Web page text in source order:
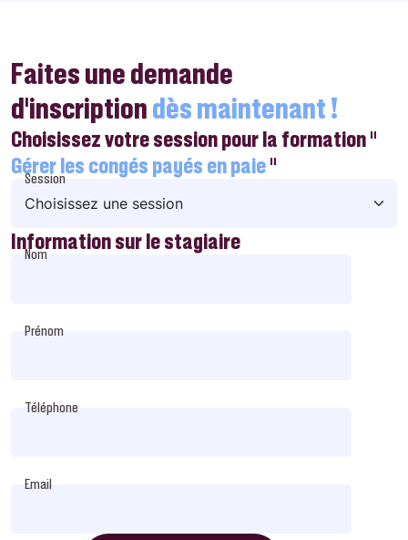
Faites une demande
d’inscriptiondès maintenant !
Choisissez votre session pour la formation "
Gérer les congés payés en paie"
Session
Information sur le stagiaire
Nom
Prénom
Téléphone
Email